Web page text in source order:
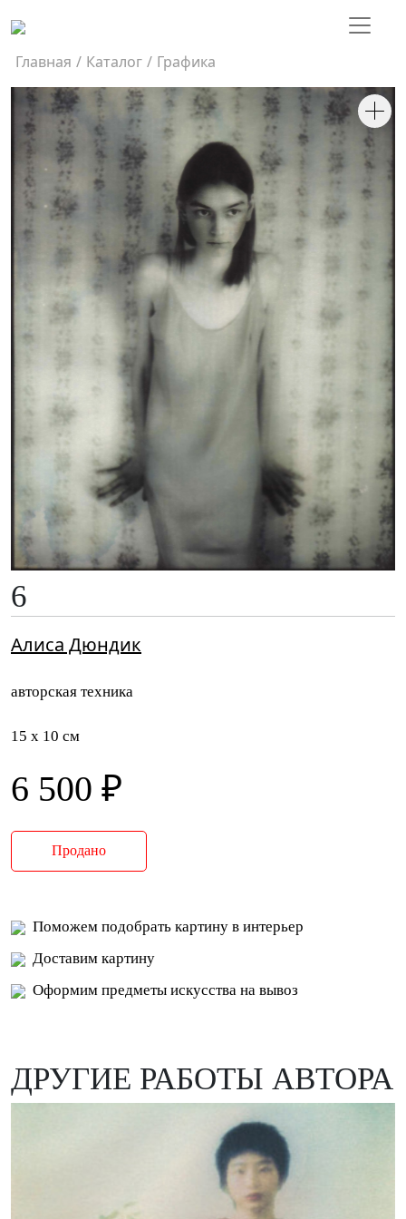
Главная / Каталог / Графика
6
Алиса Дюндик
авторская техника
15 x 10 см
6 500 ₽
Продано
Поможем подобрать картину в интерьер
Доставим картину
Оформим предметы искусства на вывоз
ДРУГИЕ РАБОТЫ АВТОРА